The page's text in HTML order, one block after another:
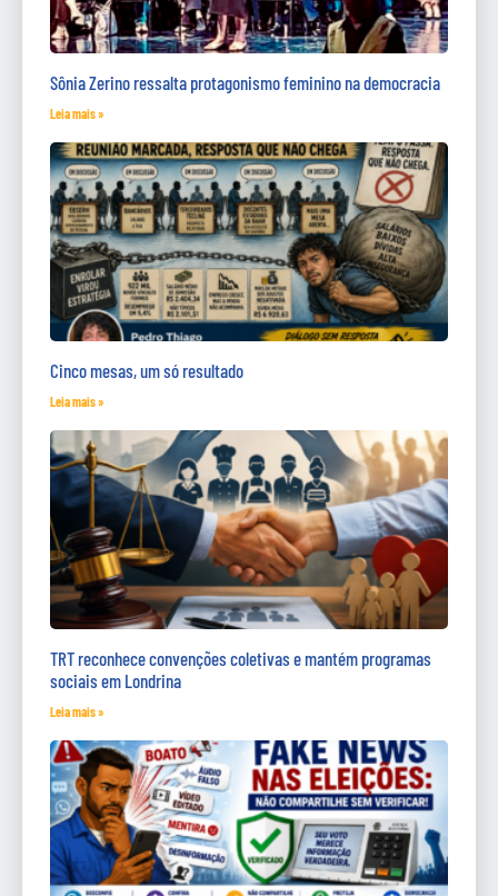
Sônia Zerino ressalta protagonismo feminino na democracia
Leia mais »
Cinco mesas, um só resultado
Leia mais »
TRT reconhece convenções coletivas e mantém programas
sociais em Londrina
Leia mais »